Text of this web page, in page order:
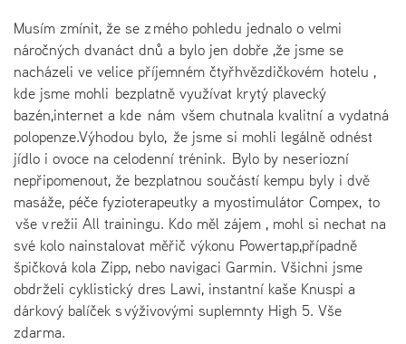
Musím zmínit, že se z mého pohledu jednalo o velmi
náročných dvanáct dnů a bylo jen dobře ,že jsme se
nacházeli ve velice příjemném čtyřhvězdičkovém hotelu ,
kde jsme mohli bezplatně využívat krytý plavecký
bazén,internet a kde nám všem chutnala kvalitní a vydatná
polopenze.Výhodou bylo, že jsme si mohli legálně odnést
jídlo i ovoce na celodenní trénink. Bylo by neseriozní
nepřipomenout, že bezplatnou součástí kempu byly i dvě
masáže, péče fyzioterapeutky a myostimulátor Compex, to
vše v režii All trainingu. Kdo měl zájem , mohl si nechat na
své kolo nainstalovat měřič výkonu Powertap,případně
špičková kola Zipp, nebo navigaci Garmin. Všichni jsme
obdrželi cyklistický dres Lawi, instantní kaše Knuspi a
dárkový balíček s výživovými suplemnty High 5. Vše
zdarma.